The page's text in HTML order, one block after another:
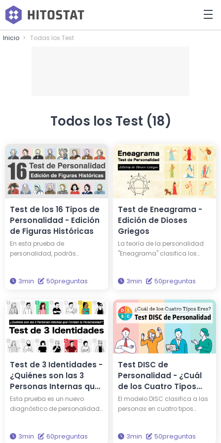
Inicio Todas los Test
Todos los Test (18)
Test de los 16 Tipos de
Personalidad - Edición
de Figuras Históricas
En esta prueba de
personalidad, podrás
famosa entre las 16 figuras
vez compartes una
personalidad similar a la de
Edison o Einstein? ¿Por qué no
te enfrentas de nuevo a tu
propia personalidad a través
de esta evaluación?
3min 50preguntas
Test de Eneagrama -
Edición de Dioses
Griegos
La teoría de la personalidad
"Eneagrama" clasifica los
diagnóstico, descubrirás tu
griego comparte el mismo
tipo de personalidad. A través
de este diagnóstico,
obtendrás sabiduría para
iluminar aún más tu vida.
3min 50preguntas
Test de 3 Identidades -
¿Quiénes son las 3
Personas Internas que
Forman tu
Personalidad?
Esta prueba es un nuevo
diagnóstico de personalidad
¿Quiénes son los tres de los 15
3min 60preguntas
Test DISC de
Personalidad - ¿Cuál
de los Cuatro Tipos
Eres?
El modelo DISC clasifica a las
personas en cuatro tipos
(S) y Cumplimiento (C). Al
3min 50preguntas